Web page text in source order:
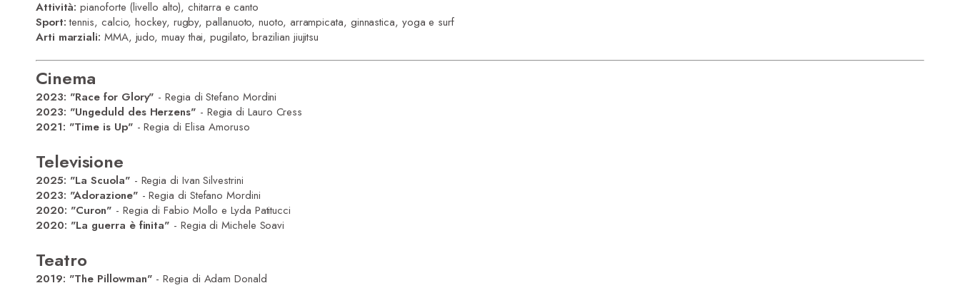
Attività: pianoforte (livello alto), chitarra e canto
Sport:tennis, calcio, hockey, rugby, pallanuoto, nuoto, arrampicata, ginnastica, yoga e surf
Arti marziali: MMA, judo, muay thai, pugilato, brazilian jiujitsu
Cinema
2023: "Race for Glory" - Regia di Stefano Mordini
2023: "Ungeduld des Herzens" - Regia di Lauro Cress
2021: "Time is Up" - Regia di Elisa Amoruso
Televisione
2025: "La Scuola" - Regia di Ivan Silvestrini
2023: "Adorazione" - Regia di Stefano Mordini
2020: "Curon" - Regia di Fabio Mollo e Lyda Patitucci
2020: "La guerra è finita" - Regia di Michele Soavi
Teatro
2019: "The Pillowman" - Regia di Adam Donald